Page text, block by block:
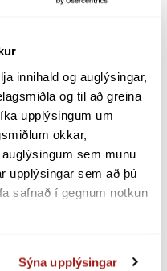
innihald og auglýsingar,
og til að greina
upplýsingum um
okkar,
sem munu
upplýsingar sem að þú
safnað í gegnum notkun
Sýna upplýsingar
út á flutn­
regl­un­ar­afls­markað